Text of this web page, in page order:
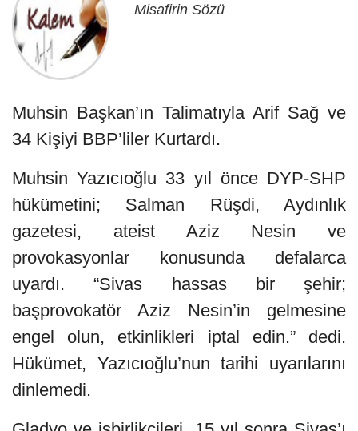
Misafirin Sözü
Muhsin Başkan’ın Talimatıyla Arif Sağ ve
34 Kişiyi BBP’liler Kurtardı.
Muhsin Yazıcıoğlu 33 yıl önce DYP-SHP
hükümetini; Salman Rüşdi, Aydınlık
gazetesi, ateist Aziz Nesin ve
provokasyonlar konusunda defalarca
uyardı. “Sivas hassas bir şehir;
başprovokatör Aziz Nesin’in gelmesine
engel olun, etkinlikleri iptal edin.” dedi.
Hükümet, Yazıcıoğlu’nun tarihi uyarılarını
dinlemedi.